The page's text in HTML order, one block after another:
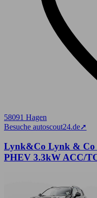
58091 Hagen
Besuche autoscout24.de➚
Lynk&Co Lynk & Co
PHEV 3.3kW ACC/